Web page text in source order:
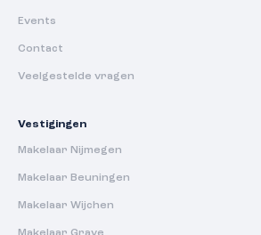
Events
Contact
Veelgestelde vragen
Vestigingen
Makelaar Nijmegen
Makelaar Beuningen
Makelaar Wijchen